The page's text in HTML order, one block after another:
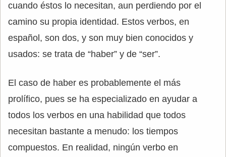
cuando éstos lo necesitan, aun perdiendo por el
camino su propia identidad. Estos verbos, en
español, son dos, y son muy bien conocidos y
usados: se trata de “haber” y de “ser”.
El caso de haber es probablemente el más
prolífico, pues se ha especializado en ayudar a
todos los verbos en una habilidad que todos
necesitan bastante a menudo: los tiempos
compuestos. En realidad, ningún verbo en